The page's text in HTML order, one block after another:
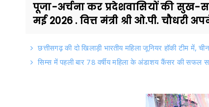
पूजा-अर्चना कर प्रदेशवासियों की सुख-
मई 2026 . वित्त मंत्री श्री ओ.पी. चौधरी
छत्तीसगढ़ की दो खिलाड़ी भारतीय महिला जूनियर हॉकी टीम में,
सिम्स में पहली बार 78 वर्षीय महिला के अंडाशय कैंसर की सफल